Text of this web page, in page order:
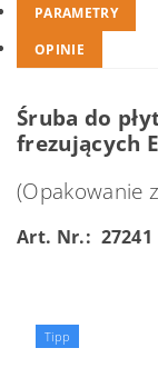
PARAMETRY
OPINIE
Śruba do
frezujących
(Opakowanie
Art. Nr.: 27241
Tipp